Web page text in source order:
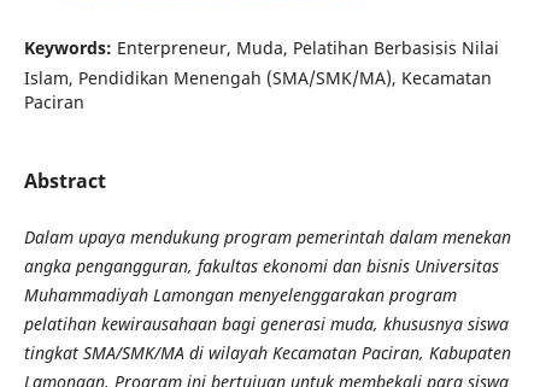
Keywords: Enterpreneur, Muda, Pelatihan Berbasisis Nilai
Islam, Pendidikan Menengah (SMA/SMK/MA), Kecamatan
Paciran
Abstract
Dalam upaya mendukung program pemerintah dalam menekan
angka pengangguran, fakultas ekonomi dan bisnis Universitas
Muhammadiyah Lamongan menyelenggarakan program
pelatihan kewirausahaan bagi generasi muda, khususnya siswa
tingkat SMA/SMK/MA di wilayah Kecamatan Paciran, Kabupaten
Lamongan. Program ini bertujuan untuk membekali para siswa